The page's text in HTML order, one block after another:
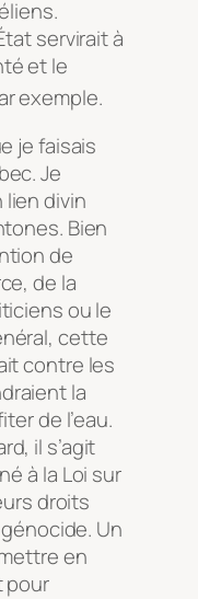
servirait à
et le
exemple.
je faisais
Je
divin
Bien
de
de la
ou le
cette
contre les
la
de l’eau.
il s’agit
à la Loi sur
droits
Un
en
pour